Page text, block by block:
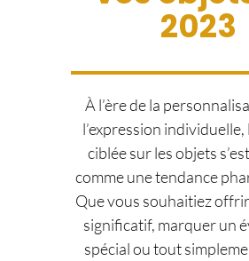
2023
À l’ère de la
l’expression
ciblée sur les objets
comme une tendance
Que vous souhaitiez
significatif, marquer un
spécial ou tout